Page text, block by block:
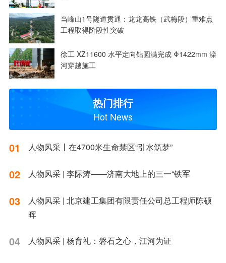
当峰山1号隧道贯通：龙龙高铁（武梅段）重难点
工程取得阶段性突破
徐工 XZ11600 水平定向钻圆满完成 Φ1422mm 滦
河穿越施工
热门排行
Hot News
01 人物风采丨在4700米生命禁区“引水筑梦”
02 人物风采 | 李际涛——济南大地上的三一“铁军
03
人物风采 | 北京建工集团有限责任公司总工程师陈硕
晖
04 人物风采 | 杨育礼：磐石之心，江河为证